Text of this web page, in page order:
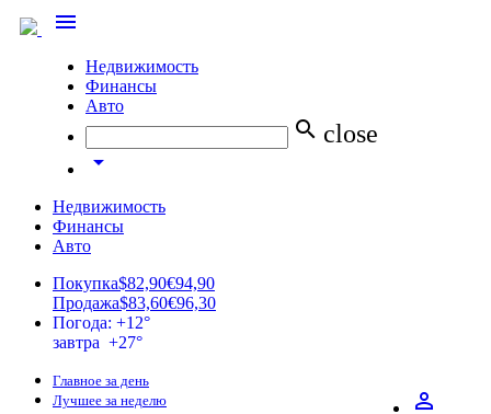
menu
Недвижимость
Финансы
Авто
search close
arrow_drop_down
Недвижимость
Финансы
Авто
Покупка$82,90€94,90
Продажа$83,60€96,30
Погода: +12°
завтра +27°
perm_identity
Главное за день
Лучшее за неделю